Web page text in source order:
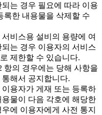
는 경우 필요에 따라 이용
록한 내용물을 삭제할 수
비스용 설비의 용량에 여
는 경우 이용자의 서비스
제한할 수 있습니다.
항의 경우에는 당해 사항을
해서 공지합니다.
용자가 게재 또는 등록하
물이 다음 각호에 해당한
에 이용자에게 사전 통지